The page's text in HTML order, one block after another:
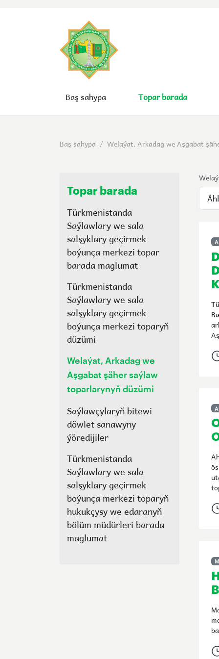
Baş sahypa Topar barada
Baş sahypa / Welaýat, Arkadag we Aşgabat
Topar barada
Türkmenistanda
Saýlawlary we sala
salşyklary geçirmek
boýunça merkezi topar
barada maglumat
Türkmenistanda
Saýlawlary we sala
salşyklary geçirmek
boýunça merkezi toparyň
düzümi
Welaýat, Arkadag we
Aşgabat şäher saýlaw
toparlarynyň düzümi
Saýlawçylaryň bitewi
döwlet sanawyny
ýöredijiler
Türkmenistanda
Saýlawlary we sala
salşyklary geçirmek
boýunça merkezi toparyň
hukukçysy we edaranyň
bölüm müdürleri barada
maglumat